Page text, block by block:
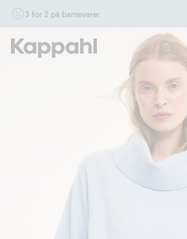
3 for 2 på barnevarer
Ikke Newbie. Gjelder når du handler 2 eller flere
17/8 i butikk & online for deg som er eller blir
andre tilbud eller rabatter.
Handle nå